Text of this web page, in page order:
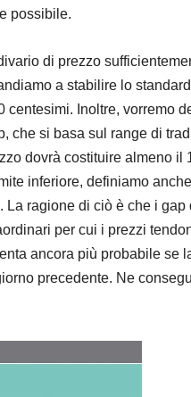
possibile.
di prezzo
a stabilire lo
centesimi. Inoltre, vorremo
che si basa sul range di
dovrà costituire almeno il
inferiore, definiamo
ragione di ciò è che i gap
per cui i prezzi
ancora più probabile se
precedente. Ne